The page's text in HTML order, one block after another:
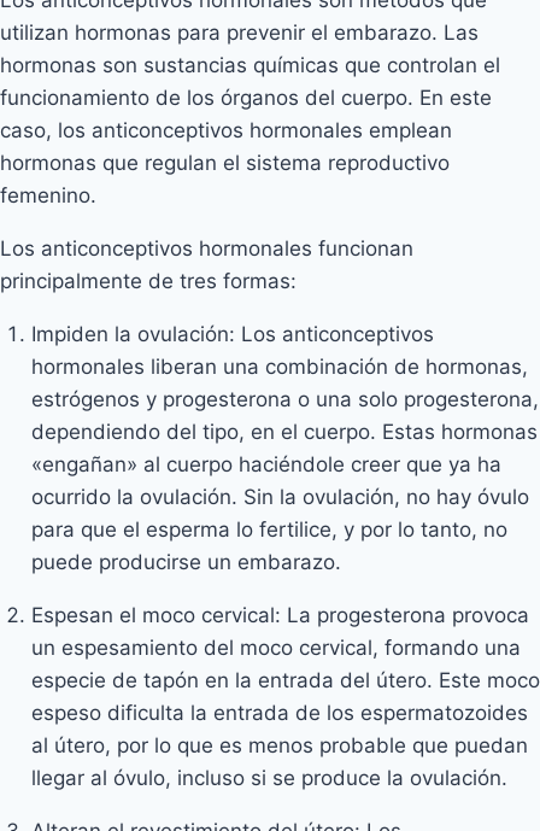
utilizan hormonas para prevenir el embarazo. Las
hormonas son sustancias químicas que controlan el
funcionamiento de los órganos del cuerpo. En este
caso, los anticonceptivos hormonales emplean
hormonas que regulan el sistema reproductivo
femenino.
Los anticonceptivos hormonales funcionan
principalmente de tres formas:
Impiden la ovulación: Los anticonceptivos
hormonales liberan una combinación de hormonas,
estrógenos y progesterona o una solo progesterona,
dependiendo del tipo, en el cuerpo. Estas hormonas
«engañan» al cuerpo haciéndole creer que ya ha
ocurrido la ovulación. Sin la ovulación, no hay óvulo
para que el esperma lo fertilice, y por lo tanto, no
puede producirse un embarazo.
Espesan el moco cervical: La progesterona provoca
un espesamiento del moco cervical, formando una
especie de tapón en la entrada del útero. Este moco
espeso dificulta la entrada de los espermatozoides
al útero, por lo que es menos probable que puedan
llegar al óvulo, incluso si se produce la ovulación.